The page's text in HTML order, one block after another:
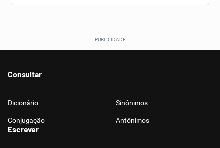
Consultar
Dicionário Sinônimos
Conjugação Antônimos
Escrever